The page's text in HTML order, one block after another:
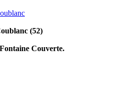
(52)
Couverte.